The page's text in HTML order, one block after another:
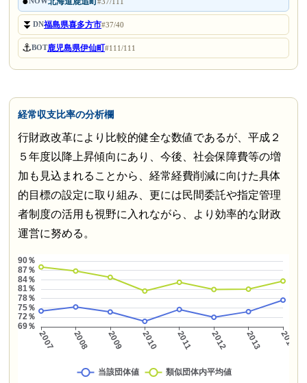
⏬DN福島県喜多方市#37/40
⚓BOT鹿児島県伊仙町#111/111
経常収支比率の分析欄
行財政改革により比較的健全な数値であるが、平成２
５年度以降上昇傾向にあり、今後、社会保障費等の増
加も見込まれることから、経常経費削減に向けた具体
的目標の設定に取り組み、更には民間委託や指定管理
者制度の活用も視野に入れながら、より効率的な財政
運営に努める。